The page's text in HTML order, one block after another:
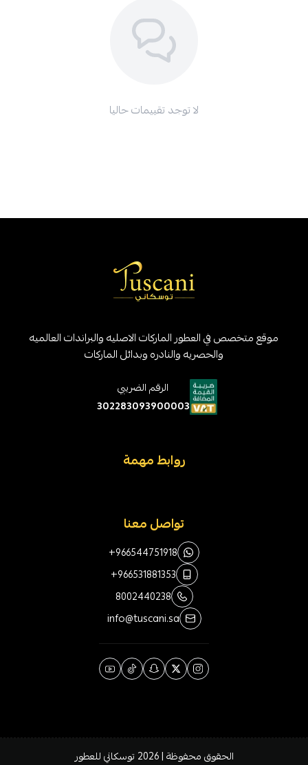
لا توجد تقييمات حاليا
موقع متخصص في العطور الماركات الاصليه والبراندات العالميه
والحصريه والنادره وبدائل الماركات
الرقم الضريبي
302283093900003
روابط مهمة
تواصل معنا
+966544751918
+966531881353
8002440238
info@tuscani.sa
الحقوق محفوظة | 2026 توسكاني للعطور